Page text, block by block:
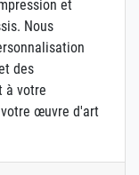
et
Nous
des
à votre
œuvre d'art